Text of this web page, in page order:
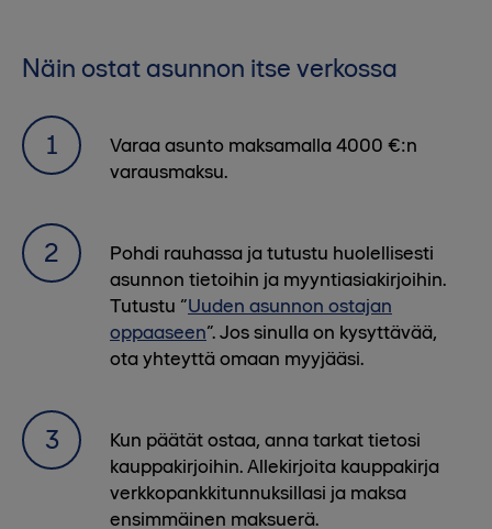
Näin ostat asunnon itse verkossa
Varaa asunto maksamalla 4000 €:n
varausmaksu.
Pohdi rauhassa ja tutustu huolellisesti
asunnon tietoihin ja myyntiasiakirjoihin.
Tutustu “Uuden asunnon ostajan
oppaaseen”. Jos sinulla on kysyttävää,
ota yhteyttä omaan myyjääsi.
Kun päätät ostaa, anna tarkat tietosi
kauppakirjoihin. Allekirjoita kauppakirja
verkkopankkitunnuksillasi ja maksa
ensimmäinen maksuerä.